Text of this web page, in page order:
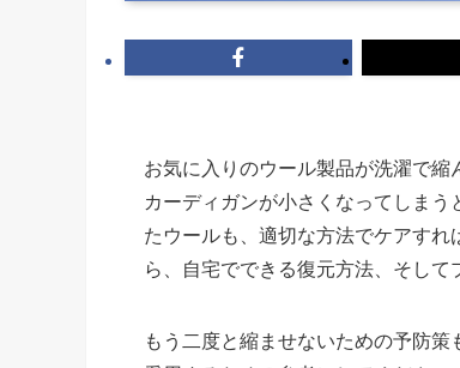
お気に入りのウール製品が洗濯で
カーディガンが小さくなってしま
たウールも、適切な方法でケアす
ら、自宅でできる復元方法、そして
もう二度と縮ませないための予防